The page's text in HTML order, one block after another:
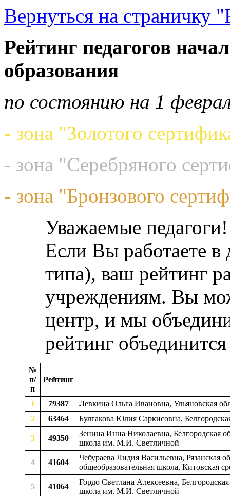
Вернуться на страничку
Рейтинг педагогов
образования
по состоянию на 1
- зона "Золотого
- зона "Серебряного
- зона "Бронзового
Уважаемые педагоги!
Если Вы работаете
типа), ваш рейтинг
учреждениям. Вы
центр, и мы
рейтинг
№
п/
п
Рейтинг
1 79387
Левкина Ольга Ивановна, Ульяновская
2
63464 Булгакова Юлия Саркисовна,
3 49350
Зенина Инна Николаевна, Белгородская
школа им. М.И. Светличной
4 41604
Чебураева Лидия Васильевна, Рязанская
общеобразовательная школа, Китовская
5 41064
Гордо Светлана Алексеевна,
школа им. М.И. Светличной